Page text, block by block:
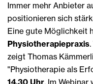
Immer mehr Anbieter
positionieren sich
Eine gute Möglichkeit
Physiotherapiepraxis
zeigt Thomas
"Physiotherapie als